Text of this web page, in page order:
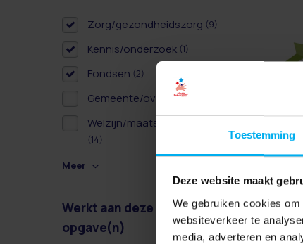
Toestemming
Deze website maakt
We gebruiken cookies
websiteverkeer te
media, adverteren en
Zorg/gezondheidszorg (9)
Kennis/onderzoek (1)
Fondsen (2)
Gemeente/overheid
Welzijn/maatschappelijk
(14)
Meer
Werkt aan deze
opgave(n)